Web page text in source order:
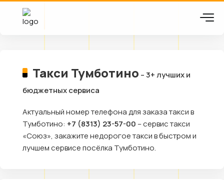
Такси Тумботино – 3+ лучших и
бюджетных сервиса
Актуальный номер телефона для заказа такси в
Тумботино: +7 (8313) 23-57-00 – сервис такси
«Союз», закажите недорогое такси в быстром и
лучшем сервисе посёлка Тумботино.